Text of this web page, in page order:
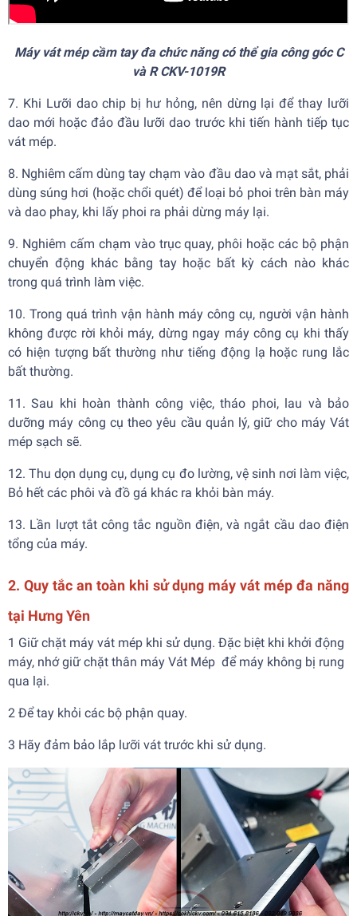
Máy vát mép cầm tay đa chức năng có thể gia công góc C
và R CKV-1019R
7. Khi Lưỡi dao chip bị hư hỏng, nên dừng lại để thay lưỡi
dao mới hoặc đảo đầu lưỡi dao trước khi tiến hành tiếp tục
vát mép.
8. Nghiêm cấm dùng tay chạm vào đầu dao và mạt sắt, phải
dùng súng hơi (hoặc chổi quét) để loại bỏ phoi trên bàn máy
và dao phay, khi lấy phoi ra phải dừng máy lại.
9. Nghiêm cấm chạm vào trục quay, phôi hoặc các bộ phận
chuyển động khác bằng tay hoặc bất kỳ cách nào khác
trong quá trình làm việc.
10. Trong quá trình vận hành máy công cụ, người vận hành
không được rời khỏi máy, dừng ngay máy công cụ khi thấy
có hiện tượng bất thường như tiếng động lạ hoặc rung lắc
bất thường.
11. Sau khi hoàn thành công việc, tháo phoi, lau và bảo
dưỡng máy công cụ theo yêu cầu quản lý, giữ cho máy Vát
mép sạch sẽ.
12. Thu dọn dụng cụ, dụng cụ đo lường, vệ sinh nơi làm việc,
Bỏ hết các phôi và đồ gá khác ra khỏi bàn máy.
13. Lần lượt tắt công tắc nguồn điện, và ngắt cầu dao điện
tổng của máy.
2. Quy tắc an toàn khi sử dụng máy vát mép đa năng
tại Hưng Yên
1 Giữ chặt máy vát mép khi sử dụng. Đặc biệt khi khởi động
máy, nhớ giữ chặt thân máy Vát Mép để máy không bị rung
qua lại.
2 Để tay khỏi các bộ phận quay.
3 Hãy đảm bảo lắp lưỡi vát trước khi sử dụng.